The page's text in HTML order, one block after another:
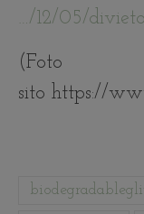
…/12/05/
sito https://